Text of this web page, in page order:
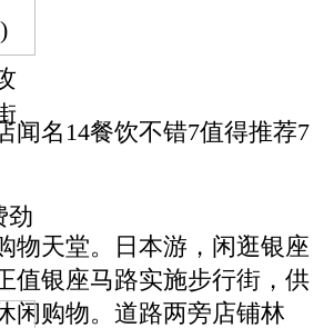
劲
)
闻名 14餐饮不错7值得推荐7
物天堂。日本游，闲逛银座
值银座马路实施步行街，供
闲购物。道路两旁店铺林